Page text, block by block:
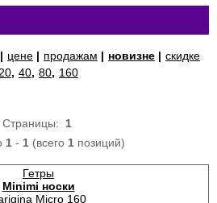
| цене | продажам | новизне | скидке
20, 40, 80, 160
Страницы: 1
1- 1(всего 1позиций)
Гетры
Minimi носки
Micro 160